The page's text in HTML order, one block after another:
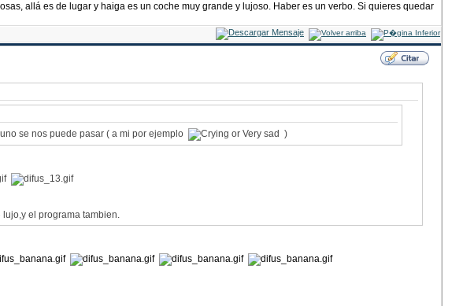
allá es de lugar y haiga es un coche muy grande y lujoso. Haber es un verbo. Si quieres quedar
se nos puede pasar ( a mi por ejemplo )
el programa tambien.